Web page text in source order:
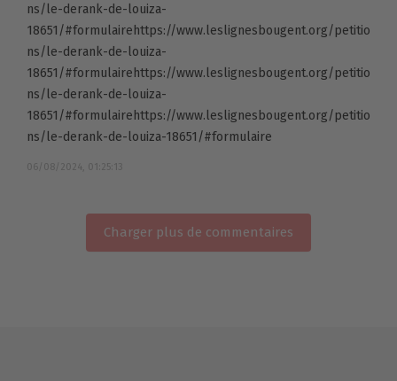
ns/le-derank-de-louiza-
18651/#formulairehttps://www.leslignesbougent.org/petitio
ns/le-derank-de-louiza-
18651/#formulairehttps://www.leslignesbougent.org/petitio
ns/le-derank-de-louiza-
18651/#formulairehttps://www.leslignesbougent.org/petitio
ns/le-derank-de-louiza-18651/#formulaire
06/08/2024, 01:25:13
Charger plus de commentaires